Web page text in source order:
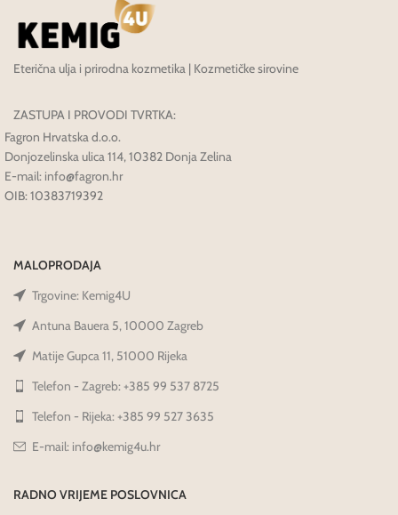
Eterična ulja i prirodna kozmetika | Kozmetičke sirovine
ZASTUPA I PROVODI TVRTKA:
Fagron Hrvatska d.o.o.
Donjozelinska ulica 114, 10382 Donja Zelina
E-mail: info@fagron.hr
OIB: 10383719392
MALOPRODAJA
Trgovine: Kemig4U
Antuna Bauera 5, 10000 Zagreb
Matije Gupca 11, 51000 Rijeka
Telefon - Zagreb: +385 99 537 8725
Telefon - Rijeka: +385 99 527 3635
E-mail: info@kemig4u.hr
RADNO VRIJEME POSLOVNICA